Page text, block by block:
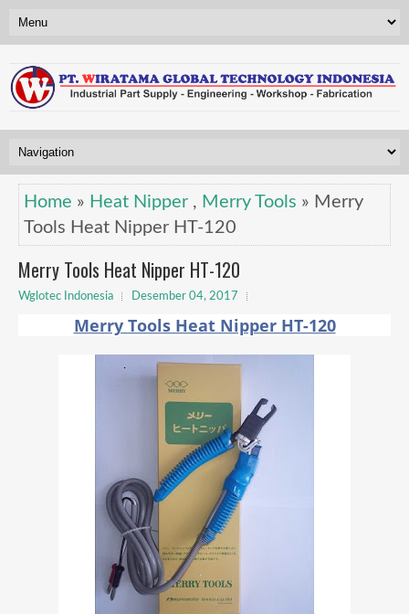
Home » Heat Nipper , Merry Tools » Merry
Tools Heat Nipper HT-120
Merry Tools Heat Nipper HT-120
Wglotec Indonesia Desember 04, 2017
Merry Tools Heat Nipper HT-120